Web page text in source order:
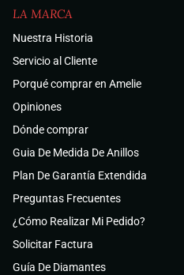
LA MARCA
Nuestra Historia
Servicio al Cliente
Porqué comprar en Amelie
Opiniones
Dónde comprar
Guia De Medida De Anillos
Plan De Garantía Extendida
Preguntas Frecuentes
¿Cómo Realizar Mi Pedido?
Solicitar Factura
Guía De Diamantes